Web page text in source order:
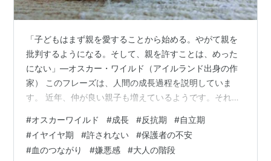
「子どもはまず親を愛することから始める。やがて親を
批判するようになる。そして、親を許すことは、めった
にない」―オスカー・ワイルド（アイルランド出身の作
家） このフレーズは、人間の成長過程を説明していま
す。 近年、仲が良い親子も増えているようです。それ
ません。 依存性の検証は必要なテーマですが、仲が良い
ことは、ステキなコトですね。 でも、保護される立場か
ら、対等な立場へと成長させるのが、子育てというもの
#オスカーワイルド #成長 #反抗期 #自立期
#イヤイヤ期 #許されない #保護者の不安
#血のつながり #嫌悪感 #大人の階段